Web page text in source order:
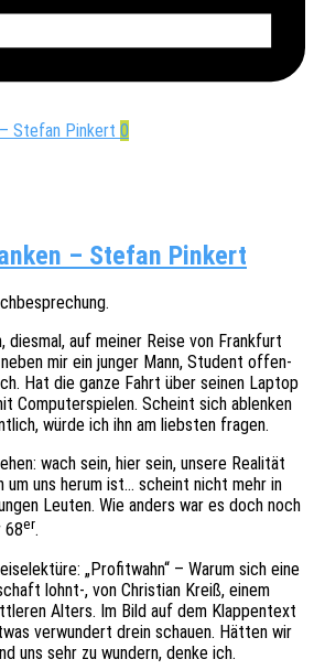
0
– Stefan Pinkert
dies­mal, auf meiner Reise von Frank­furt
mir ein junger Mann, Student offen­
Hat die ganze Fahrt über seinen Laptop
Compu­ter­spie­len. Scheint sich ablen­ken
würde ich ihn am liebs­ten fragen.
wach sein, hier sein, unsere Reali­tät
um uns herum ist… scheint nicht mehr in
Leuten. Wie anders war es doch noch
68er.
„Profit­wahn“ – Warum sich eine
lohnt‑, von Chris­ti­an Kreiß, einem
Alters. Im Bild auf dem Klap­pen­text
verwun­dert drein schau­en. Hätten wir
uns sehr zu wundern, denke ich.